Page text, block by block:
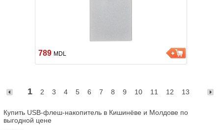
789 MDL
1 2 3 4 5 6 7 8 9 10 11 12 13
Купить USB-флеш-накопитель в Кишинёве и Молдове по
выгодной цене